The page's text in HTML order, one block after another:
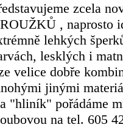
zcela
, naprosto
lehkých
lesklých i
velice dobře
jinými
"hliník" pořádáme
na tel. 605